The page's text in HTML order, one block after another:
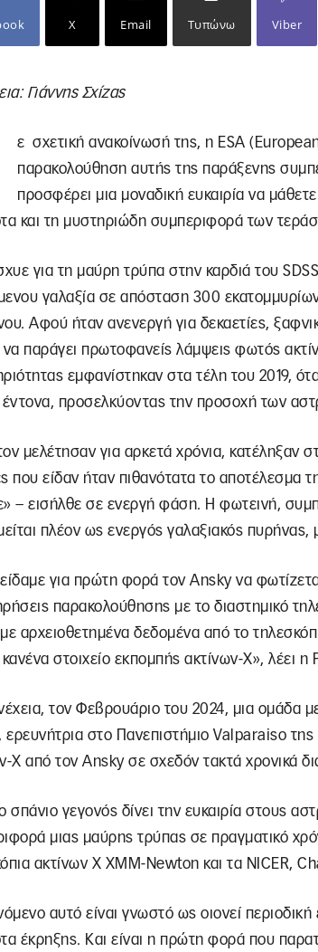
X Email Τυπώνω Viber
Γιάννης Σχίζας
ε σχετική ανακοίνωσή της, η ESA
παρακολούθηση αυτής της παράξενης
προσφέρει μια μοναδική ευκαιρία να
και τη μυστηριώδη συμπεριφορά των
για τη μαύρη τρύπα στην καρδιά του
γαλαξία σε απόσταση 300
Αφού ήταν ανενεργή για δεκαετίες,
να παράγει πρωτοφανείς λάμψεις φωτός
εμφανίστηκαν στα τέλη του 2019,
έντονα, προσελκύοντας την προσοχή των
μελέτησαν για αρκετά χρόνια, κατέληξαν
που είδαν ήταν πιθανότατα το αποτέλεσμα
– εισήλθε σε ενεργή φάση. Η φωτεινή,
πλέον ως ενεργός γαλαξιακός
για πρώτη φορά τον Ansky να
παρακολούθησης με το διαστημικό
αρχειοθετημένα δεδομένα από το
κανένα στοιχείο εκπομπής ακτίνων-Χ», λέει
τον Φεβρουάριο του 2024, μια ομάδα
στο Πανεπιστήμιο Valparaiso της
Χ από τον Ansky σε σχεδόν τακτά χρονικά
σπάνιο γεγονός δίνει την ευκαιρία στους
μιας μαύρης τρύπας σε πραγματικό
ακτίνων Χ XMM-Newton και τα NICER,
αυτό είναι γνωστό ως οιονεί
έκρηξης. Και είναι η πρώτη φορά που